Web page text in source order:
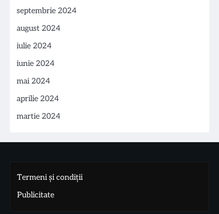
septembrie 2024
august 2024
iulie 2024
iunie 2024
mai 2024
aprilie 2024
martie 2024
Termeni și condiții
Publicitate